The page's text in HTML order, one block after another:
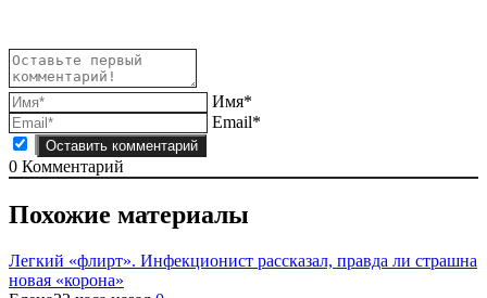
Имя*
Email*
0 Комментарий
Похожие материалы
Легкий «флирт». Инфекционист рассказал, правда ли страшна
новая «корона»